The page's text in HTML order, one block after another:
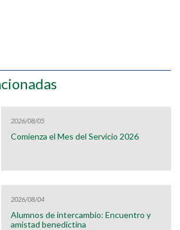
2026/08/05
Comienza el Mes del Servicio 2026
2026/08/04
Alumnos de intercambio: Encuentro y
amistad benedictina